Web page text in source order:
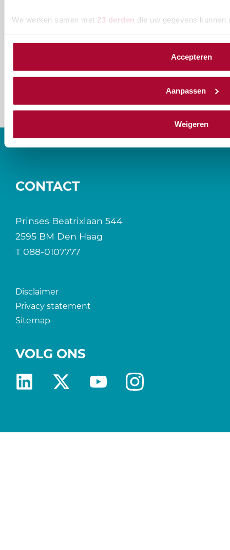
We werken samen met 23 derden die uw gegevens kunnen
Accepteren
Aanpassen
Weigeren
Ontvang informatie m.b.t. de vereniging en/of
aan welke nieuwsbrieven je wil ontvangen.
CONTACT
Prinses Beatrixlaan 544
2595 BM Den Haag
T 088-0107777
Disclaimer
Privacy statement
Sitemap
VOLG ONS